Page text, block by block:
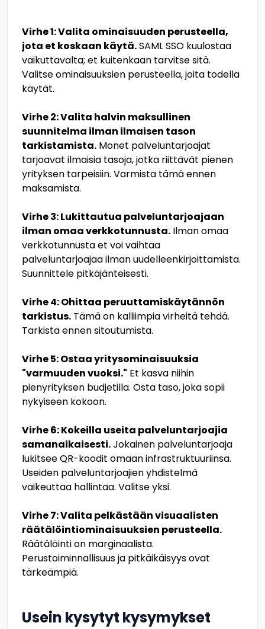
Virhe 1: Valita ominaisuuden perusteella,
jota et koskaan käytä.SAML SSO kuulostaa
vaikuttavalta; et kuitenkaan tarvitse sitä.
Valitse ominaisuuksien perusteella, joita todella
käytät.
Virhe 2: Valita halvin maksullinen
suunnitelma ilman ilmaisen tason
tarkistamista. Monet palveluntarjoajat
tarjoavat ilmaisia tasoja, jotka riittävät pienen
yrityksen tarpeisiin. Varmista tämä ennen
maksamista.
Virhe 3: Lukittautua palveluntarjoajaan
ilman omaa verkkotunnusta. Ilman omaa
verkkotunnusta et voi vaihtaa
palveluntarjoajaa ilman uudelleenkirjoittamista.
Suunnittele pitkäjänteisesti.
Virhe 4: Ohittaa peruuttamiskäytännön
tarkistus. Tämä on kalliimpia virheitä tehdä.
Tarkista ennen sitoutumista.
Virhe 5: Ostaa yritysominaisuuksia
"varmuuden vuoksi." Et kasva niihin
pienyrityksen budjetilla. Osta taso, joka sopii
nykyiseen kokoon.
Virhe 6: Kokeilla useita palveluntarjoajia
samanaikaisesti.Jokainen palveluntarjoaja
lukitsee QR-koodit omaan infrastruktuuriinsa.
Useiden palveluntarjoajien yhdistelmä
vaikeuttaa hallintaa. Valitse yksi.
Virhe 7: Valita pelkästään visuaalisten
räätälöintiominaisuuksien perusteella.
Räätälöinti on marginaalista.
Perustoiminnallisuus ja pitkäikäisyys ovat
tärkeämpiä.
Usein kysytyt kysymykset